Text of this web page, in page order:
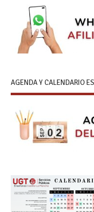
AGENDA Y CALENDARIO